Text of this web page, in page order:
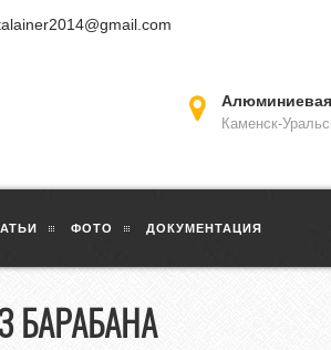
Каменск-
ФОТО ДОКУМЕНТАЦИЯ
БАРАБАНА